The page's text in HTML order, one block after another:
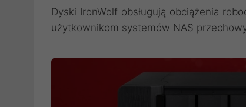
Dyski IronWolf obsługują obciążenia
użytkownikom systemów NAS